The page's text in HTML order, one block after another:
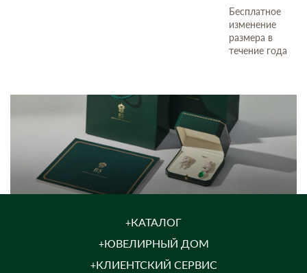
Бесплатное
изменение
размера в
течение года
КАТАЛОГ
ЮВЕЛИРНЫЙ ДОМ
КЛИЕНТСКИЙ СЕРВИС